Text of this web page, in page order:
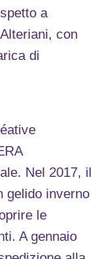
a
con
di
Nel 2017, il
gelido inverno
le
A gennaio